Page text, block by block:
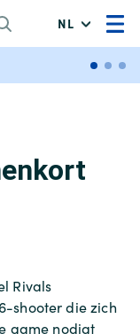
NL
Rivals
shooter die zich
game nodigt